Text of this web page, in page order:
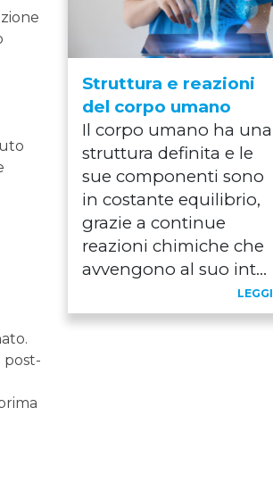
post-
Struttura e reazioni
del corpo umano
Il corpo umano ha una
struttura definita e le
sue componenti sono
in costante equilibrio,
grazie a continue
reazioni chimiche che
avvengono al suo int...
LEGGI